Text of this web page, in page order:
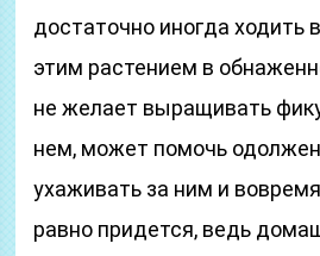
достаточно иногда ходить
этим растением в
не желает выращивать
нем, может помочь
ухаживать за ним и
равно придется, ведь